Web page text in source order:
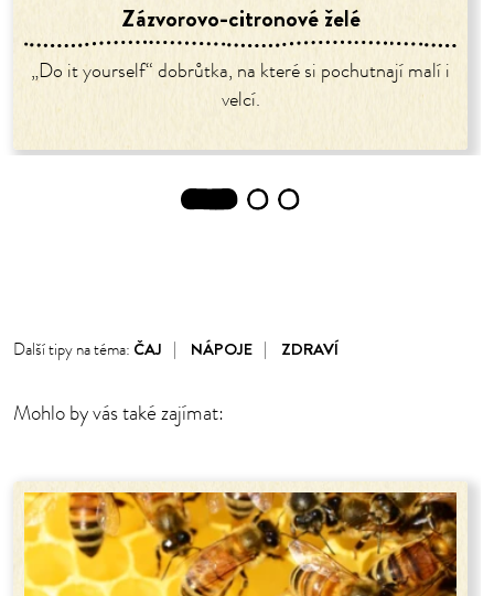
Zázvorovo-citronové želé
„Do it yourself“ dobrůtka, na které si pochutnají malí i
velcí.
2 3
Další tipy na téma: ČAJ NÁPOJE ZDRAVÍ
Mohlo by vás také zajímat: